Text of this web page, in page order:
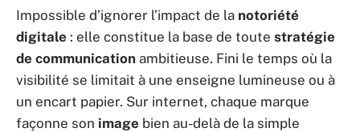
Impossible d’ignorer l’impact de la notoriété
digitale : elle constitue la base de toute stratégie
de communication ambitieuse. Fini le temps où la
visibilité se limitait à une enseigne lumineuse ou à
un encart papier. Sur internet, chaque marque
façonne son image bien au-delà de la simple